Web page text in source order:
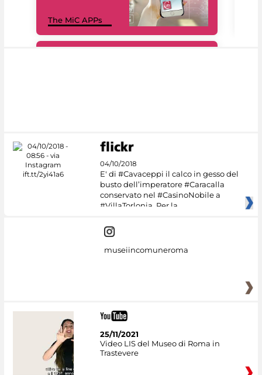
The MiC APPs
04/10/2018
E' di #Cavaceppi il calco in gesso del
busto dell’imperatore #Caracalla
conservato nel #CasinoNobile a
#VillaTorlonia. Per la
museiincomuneroma
25/11/2021
Video LIS del Museo di Roma in
Trastevere